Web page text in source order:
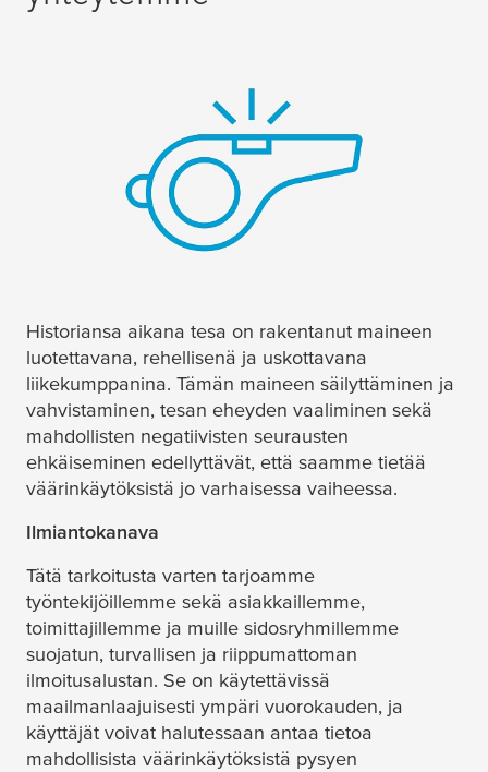
Historiansa aikana tesa on rakentanut maineen
luotettavana, rehellisenä ja uskottavana
liikekumppanina. Tämän maineen säilyttäminen ja
vahvistaminen, tesan eheyden vaaliminen sekä
mahdollisten negatiivisten seurausten
ehkäiseminen edellyttävät, että saamme tietää
väärinkäytöksistä jo varhaisessa vaiheessa.
Ilmiantokanava
Tätä tarkoitusta varten tarjoamme
työntekijöillemme sekä asiakkaillemme,
toimittajillemme ja muille sidosryhmillemme
suojatun, turvallisen ja riippumattoman
ilmoitusalustan. Se on käytettävissä
maailmanlaajuisesti ympäri vuorokauden, ja
käyttäjät voivat halutessaan antaa tietoa
mahdollisista väärinkäytöksistä pysyen